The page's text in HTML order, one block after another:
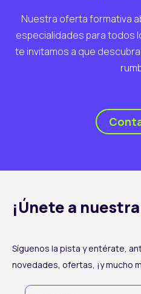
Nuestra oferta formativa
especialidades para todos
te invitamos a que
¡Únete a
Síguenos la pista y entérate,
novedades, ofertas, ¡y mucho